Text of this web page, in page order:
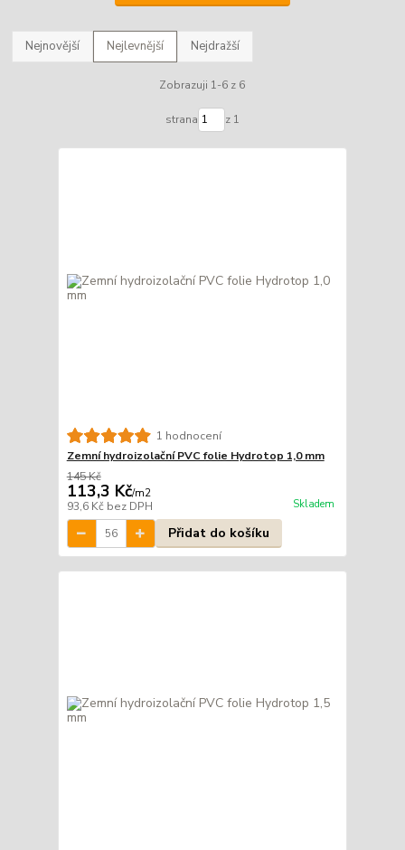
Nejnovější Nejlevnější Nejdražší
Zobrazuji 1-6 z 6
strana z 1
1 hodnocení
Zemní hydroizolační PVC folie Hydrotop 1,0 mm
145 Kč
113,3 Kč/m2
93,6 Kč bez DPH Skladem
Přidat do košíku